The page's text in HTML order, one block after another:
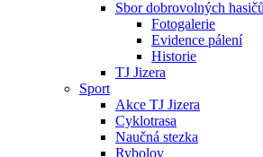
Sbor dobrovolných
Fotogalerie
Evidence pálení
Historie
TJ Jizera
Sport
Akce TJ Jizera
Cyklotrasa
Naučná stezka
Rybolov